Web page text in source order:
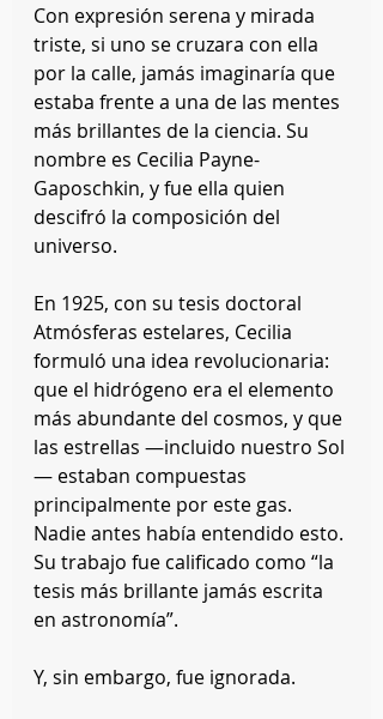
Con expresión serena y mirada
triste, si uno se cruzara con ella
por la calle, jamás imaginaría que
estaba frente a una de las mentes
más brillantes de la ciencia. Su
nombre es Cecilia Payne-
Gaposchkin, y fue ella quien
descifró la composición del
universo.
En 1925, con su tesis doctoral
Atmósferas estelares, Cecilia
formuló una idea revolucionaria:
que el hidrógeno era el elemento
más abundante del cosmos, y que
las estrellas —incluido nuestro Sol
— estaban compuestas
principalmente por este gas.
Nadie antes había entendido esto.
Su trabajo fue calificado como “la
tesis más brillante jamás escrita
en astronomía”.
Y, sin embargo, fue ignorada.